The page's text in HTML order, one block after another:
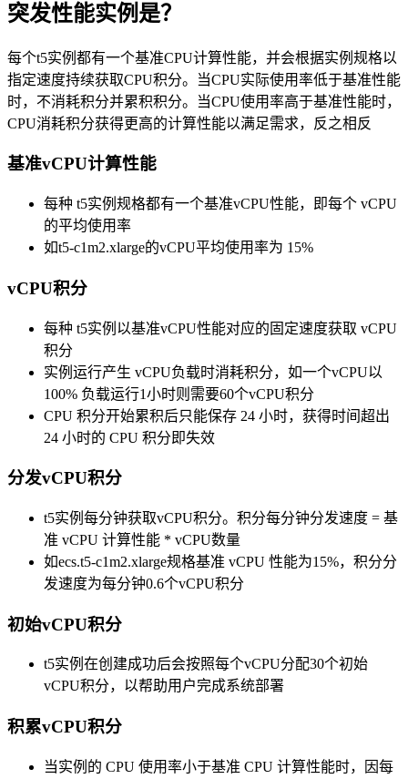
突发性能实例是？
每个t5实例都有一个基准CPU计算性能，并会根据实例规格以
指定速度持续获取CPU积分。当CPU实际使用率低于基准性能
时，不消耗积分并累积积分。当CPU使用率高于基准性能时，
CPU消耗积分获得更高的计算性能以满足需求，反之相反
基准vCPU计算性能
每种 t5实例规格都有一个基准vCPU性能，即每个 vCPU
的平均使用率
如t5-c1m2.xlarge的vCPU平均使用率为 15%
vCPU积分
每种 t5实例以基准vCPU性能对应的固定速度获取 vCPU
积分
实例运行产生 vCPU负载时消耗积分，如一个vCPU以
100% 负载运行1小时则需要60个vCPU积分
CPU 积分开始累积后只能保存 24 小时，获得时间超出
24 小时的 CPU 积分即失效
分发vCPU积分
t5实例每分钟获取vCPU积分。积分每分钟分发速度 = 基
准 vCPU 计算性能 * vCPU数量
如ecs.t5-c1m2.xlarge规格基准 vCPU 性能为15%，积分分
发速度为每分钟0.6个vCPU积分
初始vCPU积分
t5实例在创建成功后会按照每个vCPU分配30个初始
vCPU积分，以帮助用户完成系统部署
积累vCPU积分
当实例的 CPU 使用率小于基准 CPU 计算性能时，因每